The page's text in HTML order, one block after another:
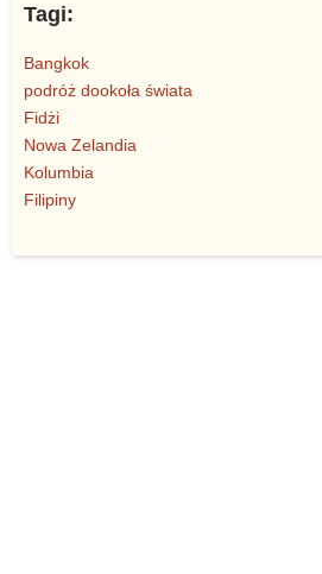
Tagi:
Bangkok
podróż dookoła świata
Fidżi
Nowa Zelandia
Kolumbia
Filipiny